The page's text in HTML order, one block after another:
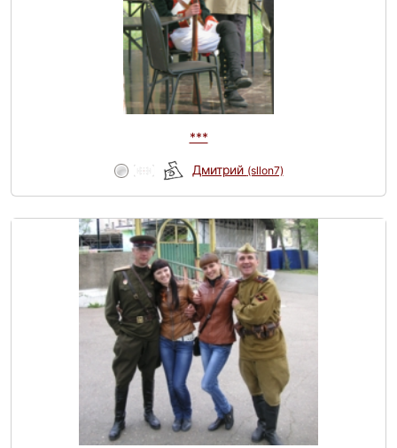
***
Дмитрий (sllon7)